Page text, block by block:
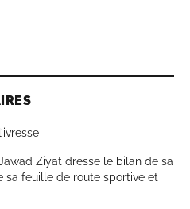
Ziyat dresse le bilan de sa
sa feuille de route sportive et